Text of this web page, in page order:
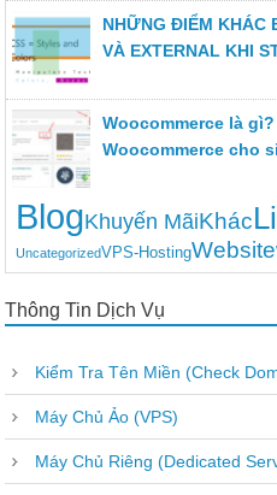
NHỮNG ĐIỂM KHÁC
VÀ EXTERNAL KHI
Woocommerce là
Woocommerce cho
BlogKhuyến MãiKhác
UncategorizedVPS-HostingWebsite
Thông Tin Dịch Vụ
Kiểm Tra Tên Miền (Check
Máy Chủ Ảo (VPS)
Máy Chủ Riêng (Dedicated